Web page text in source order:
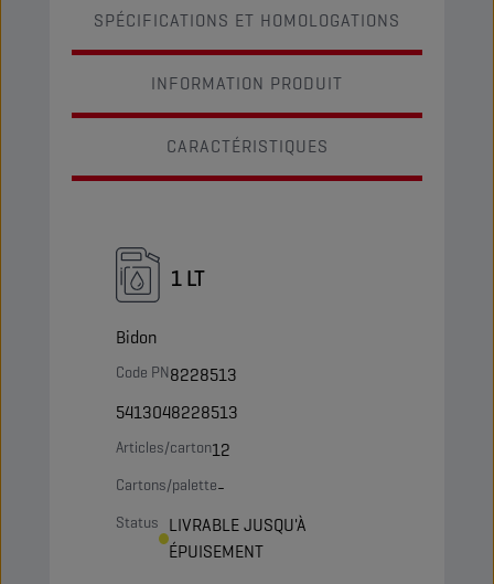
SPÉCIFICATIONS ET HOMOLOGATIONS
INFORMATION PRODUIT
CARACTÉRISTIQUES
1 LT
Bidon
Code PN8228513
5413048228513
Articles/carton12
Cartons/palette-
Status
LIVRABLE JUSQU'À
ÉPUISEMENT